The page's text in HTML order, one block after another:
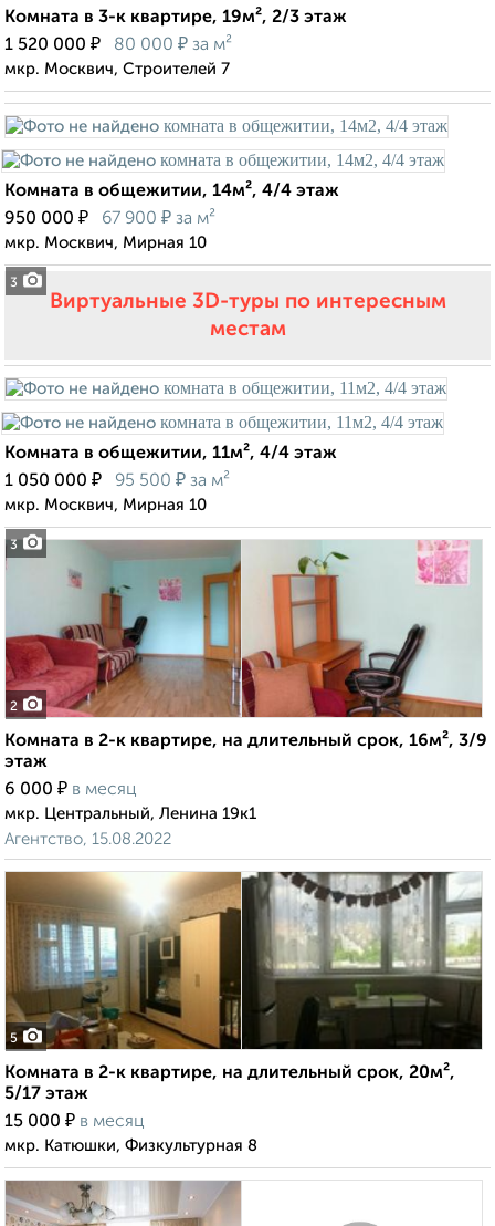
Комната в 3-к квартире, 19м², 2/3 этаж
1 520 000 ₽ 80 000 ₽ за м²
мкр. Москвич, Строителей 7
3
Комната в общежитии, 14м², 4/4 этаж
950 000 ₽ 67 900 ₽ за м²
мкр. Москвич, Мирная 10
Виртуальные 3D-туры по интересным
местам
3
Комната в общежитии, 11м², 4/4 этаж
1 050 000 ₽ 95 500 ₽ за м²
мкр. Москвич, Мирная 10
2
Комната в 2-к квартире, на длительный срок, 16м², 3/9
этаж
6 000 ₽ в месяц
мкр. Центральный, Ленина 19к1
Агентство, 15.08.2022
5
Комната в 2-к квартире, на длительный срок, 20м²,
5/17 этаж
15 000 ₽ в месяц
мкр. Катюшки, Физкультурная 8